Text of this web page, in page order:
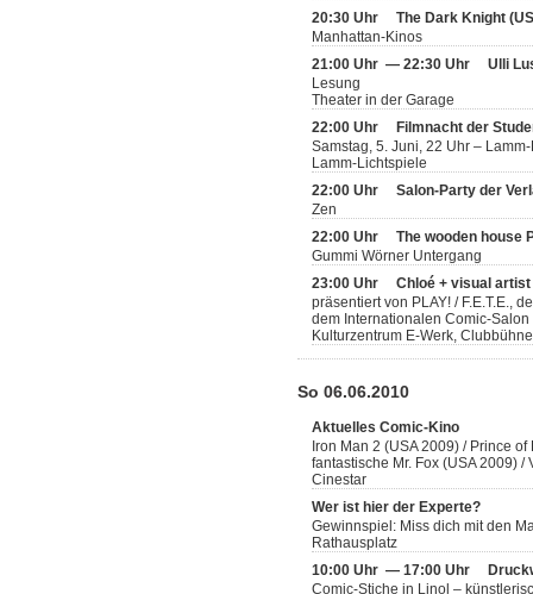
20:30 Uhr The Dark Knight
Manhattan-Kinos
21:00 Uhr — 22:30 Uhr Ulli
Lesung
Theater in der Garage
22:00 Uhr
Filmnacht der
Samstag, 5. Juni, 22 Uhr –
Lamm-Lichtspiele
22:00 Uhr Salon-Party der
Zen
22:00 Uhr The wooden house
Gummi Wörner Untergang
23:00 Uhr Chloé + visual
präsentiert von PLAY! / F.E.T.E.,
dem Internationalen Comic-
Kulturzentrum E-Werk, Clubbühne
So 06.06.2010
Aktuelles Comic-Kino
Iron Man 2 (USA 2009) / Prince
fantastische Mr. Fox (USA 2009)
Cinestar
Wer ist hier der Experte?
Gewinnspiel: Miss dich mit den
Rathausplatz
10:00 Uhr — 17:00 Uhr
Comic-Stiche in Linol –